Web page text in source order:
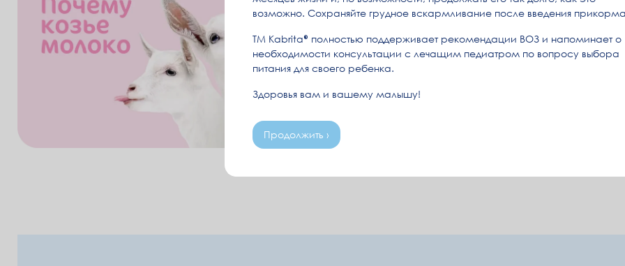
возможно. Сохраняйте грудное вскармливание после введения
ТМ Kabrita
полностью поддерживает рекомендации ВОЗ и напоминает о
необходимости консультации с лечащим педиатром по вопросу выбора
питания для своего ребенка.
Здоровья вам и вашему малышу!
Продолжить ›